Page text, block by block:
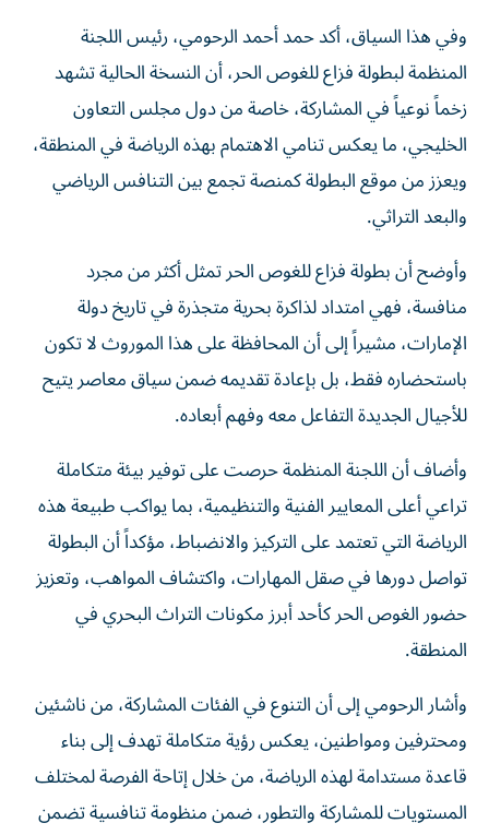
وفي هذا السياق، أكد حمد أحمد الرحومي، رئيس اللجنة
المنظمة لبطولة فزاع للغوص الحر، أن النسخة الحالية تشهد
زخماً نوعياً في المشاركة، خاصة من دول مجلس التعاون
الخليجي، ما يعكس تنامي الاهتمام بهذه الرياضة في المنطقة،
ويعزز من موقع البطولة كمنصة تجمع بين التنافس الرياضي
والبعد التراثي.
وأوضح أن بطولة فزاع للغوص الحر تمثل أكثر من مجرد
منافسة، فهي امتداد لذاكرة بحرية متجذرة في تاريخ دولة
الإمارات، مشيراً إلى أن المحافظة على هذا الموروث لا تكون
باستحضاره فقط، بل بإعادة تقديمه ضمن سياق معاصر يتيح
للأجيال الجديدة التفاعل معه وفهم أبعاده.
وأضاف أن اللجنة المنظمة حرصت على توفير بيئة متكاملة
تراعي أعلى المعايير الفنية والتنظيمية، بما يواكب طبيعة هذه
الرياضة التي تعتمد على التركيز والانضباط، مؤكداً أن البطولة
تواصل دورها في صقل المهارات، واكتشاف المواهب، وتعزيز
حضور الغوص الحر كأحد أبرز مكونات التراث البحري في
المنطقة.
وأشار الرحومي إلى أن التنوع في الفئات المشاركة، من ناشئين
ومحترفين ومواطنين، يعكس رؤية متكاملة تهدف إلى بناء
قاعدة مستدامة لهذه الرياضة، من خلال إتاحة الفرصة لمختلف
المستويات للمشاركة والتطور، ضمن منظومة تنافسية تضمن